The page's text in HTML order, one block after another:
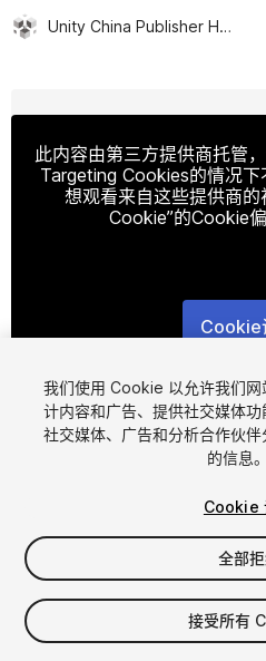
Unity China Publisher Hub
此内容由第三方提供商托管
Targeting Cookies的情况
想观看来自这些提供商
Cookie”的Cookie偏
Cookie
1/9
$5.99
增值税将在结算时计算
我们使用 Cookie 以允许我们
计内容和广告、提供社交媒体
社交媒体、广告和分析合作伙
的信息。
Cookie
全部
接受所有